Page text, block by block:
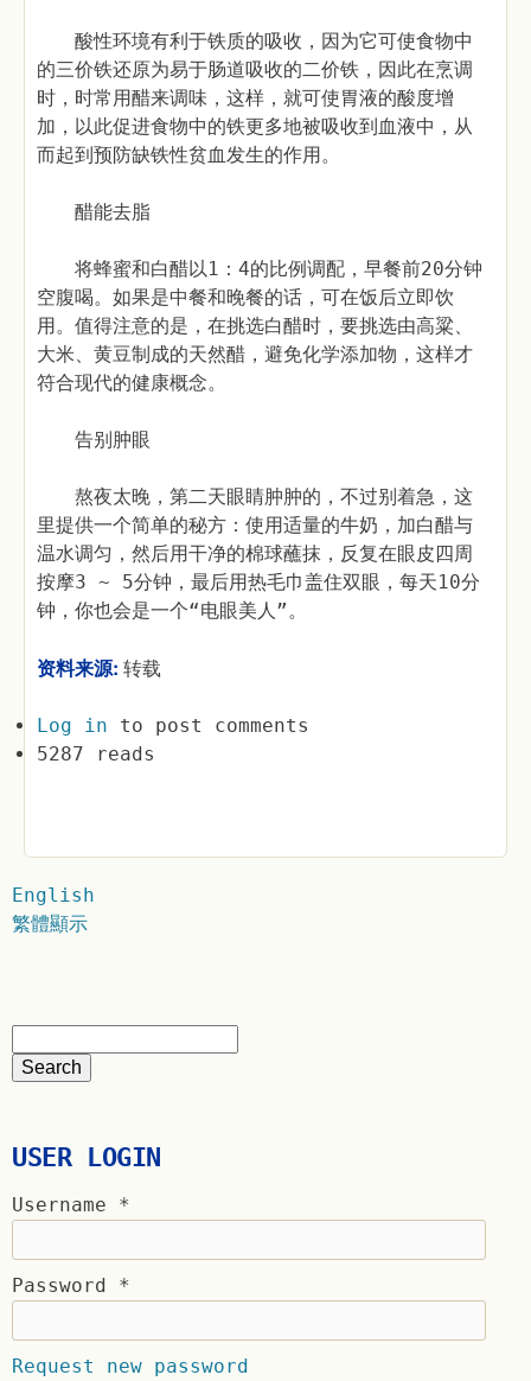
酸性环境有利于铁质的吸收，因为它可使食物中
的三价铁还原为易于肠道吸收的二价铁，因此在烹调
时，时常用醋来调味，这样，就可使胃液的酸度增
加，以此促进食物中的铁更多地被吸收到血液中，从
而起到预防缺铁性贫血发生的作用。
醋能去脂
将蜂蜜和白醋以1：4的比例调配，早餐前20分钟
空腹喝。如果是中餐和晚餐的话，可在饭后立即饮
用。值得注意的是，在挑选白醋时，要挑选由高粱、
大米、黄豆制成的天然醋，避免化学添加物，这样才
符合现代的健康概念。
告别肿眼
熬夜太晚，第二天眼睛肿肿的，不过别着急，这
里提供一个简单的秘方：使用适量的牛奶，加白醋与
温水调匀，然后用干净的棉球蘸抹，反复在眼皮四周
按摩3 ~ 5分钟，最后用热毛巾盖住双眼，每天10分
钟，你也会是一个“电眼美人”。
资料来源: 转载
Log in to post comments
5287 reads
English
繁體顯示
USER LOGIN
Username *
Password *
Request new password